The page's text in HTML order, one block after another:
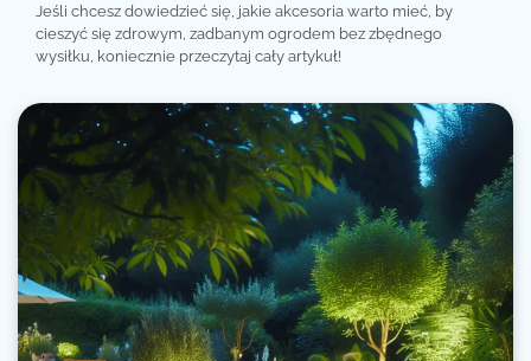
Jeśli chcesz dowiedzieć się, jakie akcesoria warto mieć, by
cieszyć się zdrowym, zadbanym ogrodem bez zbędnego
wysiłku, koniecznie przeczytaj cały artykuł!